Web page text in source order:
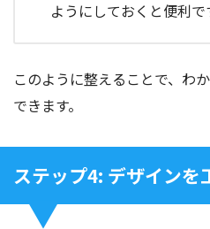
ようにしておくと便利で
このように整えることで、わ
できます。
ステップ4: デザインを